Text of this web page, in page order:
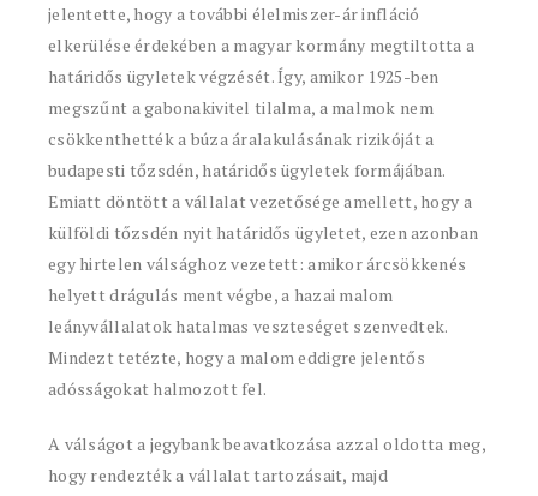
jelentette, hogy a további élelmiszer-ár infláció
elkerülése érdekében a magyar kormány megtiltotta a
határidős ügyletek végzését. Így, amikor 1925-ben
megszűnt a gabonakivitel tilalma, a malmok nem
csökkenthették a búza áralakulásának rizikóját a
budapesti tőzsdén, határidős ügyletek formájában.
Emiatt döntött a vállalat vezetősége amellett, hogy a
külföldi tőzsdén nyit határidős ügyletet, ezen azonban
egy hirtelen válsághoz vezetett: amikor árcsökkenés
helyett drágulás ment végbe, a hazai malom
leányvállalatok hatalmas veszteséget szenvedtek.
Mindezt tetézte, hogy a malom eddigre jelentős
adósságokat halmozott fel.
A válságot a jegybank beavatkozása azzal oldotta meg,
hogy rendezték a vállalat tartozásait, majd